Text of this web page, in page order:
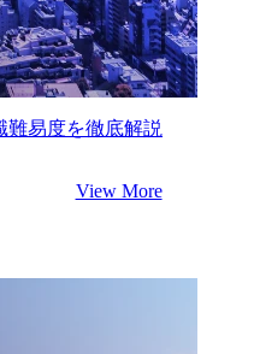
難易度を徹底解説
View More